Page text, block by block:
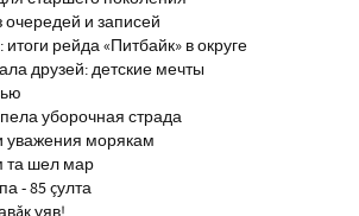
и записей
рейда «Питбайк» в округе
друзей: детские мечты
уборочная страда
уважения морякам
та шел мар
- 85 çулта